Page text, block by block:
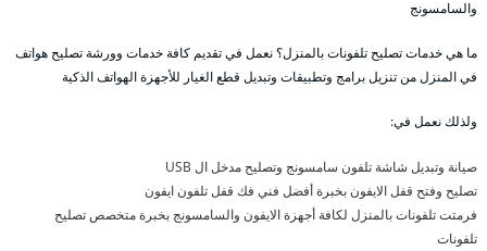
والسامسونج
ما هي خدمات تصليح تلفونات بالمنزل؟ نعمل في تقديم كافة خدمات وورشة تصليح هواتف
في المنزل من تنزيل برامج وتطبيقات وتبديل قطع الغيار للأجهزة الهواتف الذكية
ولذلك نعمل في:
صيانة وتبديل شاشة تلفون سامسونج وتصليح مدخل ال USB
تصليح وفتح قفل الايفون بخبرة أفضل فني فك قفل تلفون ايفون
فرمتت تلفونات بالمنزل لكافة أجهزة الايفون والسامسونج بخبرة متخصص تصليح
تلفونات